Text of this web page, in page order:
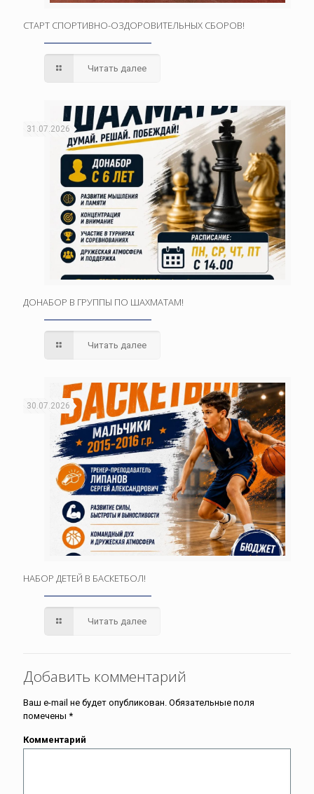
СТАРТ СПОРТИВНО-ОЗДОРОВИТЕЛЬНЫХ СБОРОВ!
Читать далее
31.07.2026
ДОНАБОР В ГРУППЫ ПО ШАХМАТАМ!
Читать далее
30.07.2026
НАБОР ДЕТЕЙ В БАСКЕТБОЛ!
Читать далее
Добавить комментарий
Ваш e-mail не будет опубликован. Обязательные поля
помечены *
Комментарий